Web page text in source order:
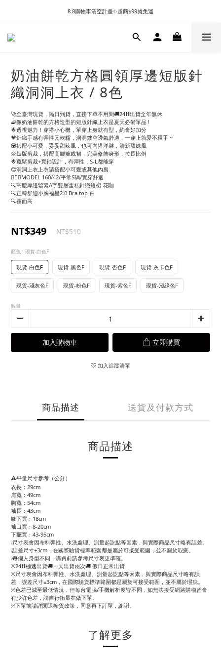
8.8購物車清空計畫✨超商$99就免運
奶油餅乾方格圓領厚邊短版針
織洞洞上衣 / 8色
🚀全臺灣現貨，隔日到貨，直接下單不用問🚚24𝗛出貨全年無休
🧇像奶油餅乾的方格造型的短版針織上衣是夏天必備單品 !
🌟透視魅力！穿搭小心機，單穿上身就有型，約會好加分
💗針織手感有彈性又軟糯，洞洞鏤空透氣舒適，一穿上就愛不釋手 ~
💟搭配小可愛，妥妥甜辣風，也可內搭洋裝，清新甜妹風
🌼短版剪裁，搭配高腰褲或裙，完美修飾身形，拉長比例
🌟寬鬆剪裁+寬袖設計，有彈性，S-L都能穿
😊洞洞上衣上衣請搭配小可愛或其他內裏
🙋🏻‍♀️MODEL 160/42/平常S碼/實穿舒適
🔍高腰厚邊鬆緊A字雙層蛋糕針織短裙-花咖
🔍正韓舒適小胸福星2.0 Bra top-白
🔍霧面高
NT$349 NT$510
顏色 : 現貨-白色F
現貨-白色F 現貨-黑色F 現貨-杏色F 現貨-灰卡色F
現貨-淺灰色F 現貨-粉色F 現貨-紫色F 現貨-淺綠色F
數量
加入購物車 立即購買
加入追蹤清單
商品描述 送貨及付款方式
商品描述
⚠️平量尺寸參考（公分）
衣長：29cm
肩寬：49cm
胸寬：54cm
袖長：43cm
腋下寬：18cm
袖口寬：8-20cm
下擺寬：43-95cm
❕尺寸表會因布料彈性、水洗處理、測量起訖點等因素，與實際商品尺寸略有誤差。
❕誤差尺寸±3cm，在國際驗貨標準範圍都是屬於可接受範圍，並不屬於瑕疵。
❕每個人身型不同，購買前請參考尺寸表更準確。
※24𝗛極速出貨🚚一天出貨兩次🚚 假日正常出貨
※尺寸表會因布料彈性、水洗處理、測量起訖點等因素，與實際商品尺寸略有誤
差，誤差尺寸±3cm，在國際驗貨標準範圍都是屬於可接受範圍，並不屬於瑕疵。
※色差已減至最低情況，但每台電腦/手機解析度皆不同，如無法接受網路購物皆會
有少許色差，請自行衡量在做下單。
※下單前請詳閱退換貨政策，同意再下訂單，謝謝。
了解更多